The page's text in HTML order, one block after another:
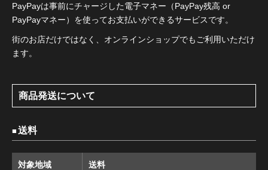
PayPayは事前にチャージした電子マネー（PayPay残高 or
PayPayマネー）を使ってお支払いができるサービスです。
街のお店だけではなく、オンラインショップでもご利用いただけ
ます。
商品発送について
送料
対象地域 送料